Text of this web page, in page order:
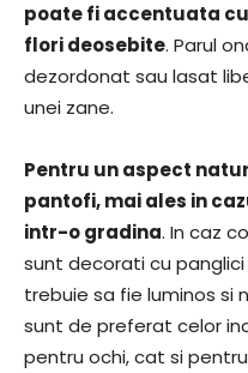
poate fi accentuata
flori deosebite. Parul
dezordonat sau lasat
unei zane.
Pentru un aspect
pantofi, mai ales in
intr-o gradina. In caz
sunt decorati cu
trebuie sa fie luminos si
sunt de preferat celor
pentru ochi, cat si